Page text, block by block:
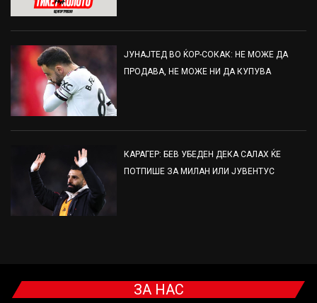
ЈУНАЈТЕД ВО ЌОР-СОКАК: НЕ МОЖЕ ДА
ПРОДАВА, НЕ МОЖЕ НИ ДА КУПУВА
КАРАГЕР: БЕВ УБЕДЕН ДЕКА САЛАХ ЌЕ
ПОТПИШЕ ЗА МИЛАН ИЛИ ЈУВЕНТУС
ЗА НАС